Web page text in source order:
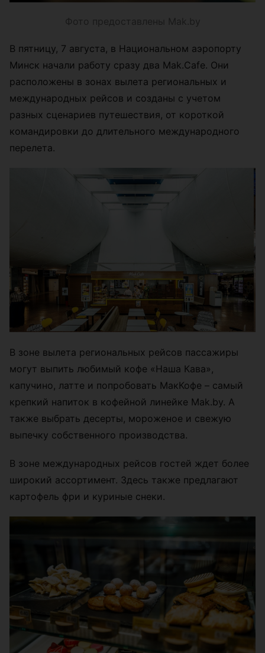
Фото предоставлены Mak.by
В пятницу, 7 августа, в Национальном аэропорту
Минск начали работу сразу два Mak.Cafe. Они
расположены в зонах вылета региональных и
международных рейсов и созданы с учетом
разных сценариев путешествия, от короткой
командировки до длительного международного
перелета.
В зоне вылета региональных рейсов пассажиры
могут выпить любимый кофе «Наша Кава»,
капучино, латте и попробовать МакКофе – самый
крепкий напиток в кофейной линейке Mak.by. А
также выбрать десерты, мороженое и свежую
выпечку собственного производства.
В зоне международных рейсов гостей ждет более
широкий ассортимент. Здесь также предлагают
картофель фри и куриные снеки.